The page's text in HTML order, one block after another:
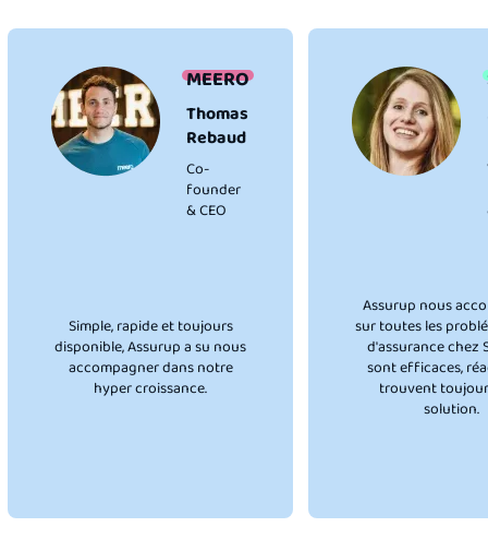
MEERO
Thomas
Rebaud
Co-
founder
& CEO
Simple, rapide et toujours
disponible, Assurup a su nous
accompagner dans notre
hyper croissance.
Assurup nous
sur toutes les
d'assurance chez
sont efficaces,
trouvent
solution.